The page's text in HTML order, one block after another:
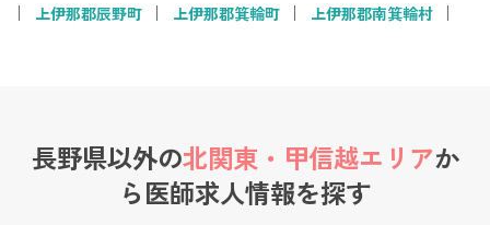
上伊那郡辰野町
上伊那郡箕輪町 上伊那郡南箕輪村
長野県以外の北関東・甲信越エリアか
ら医師求人情報を探す